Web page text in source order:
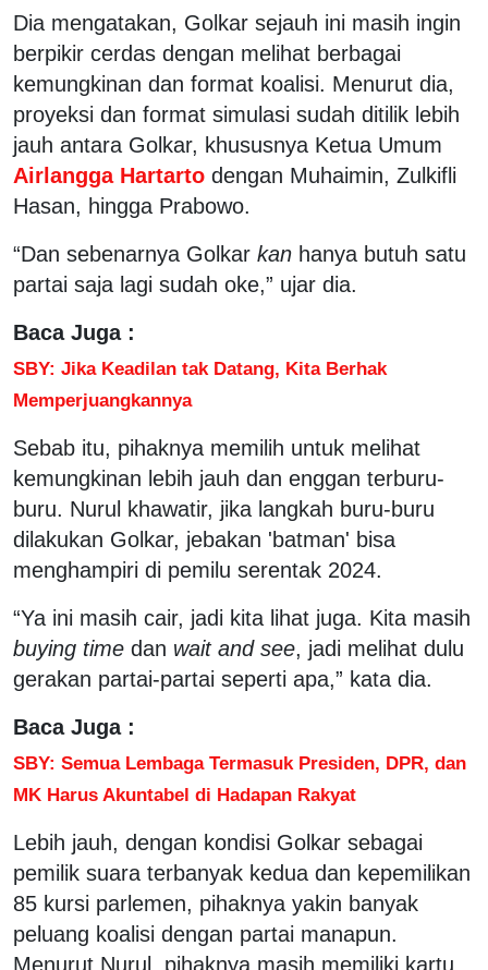
Dia mengatakan, Golkar sejauh ini masih ingin
berpikir cerdas dengan melihat berbagai
kemungkinan dan format koalisi. Menurut dia,
proyeksi dan format simulasi sudah ditilik lebih
jauh antara Golkar, khususnya Ketua Umum
Airlangga Hartarto dengan Muhaimin, Zulkifli
Hasan, hingga Prabowo.
“Dan sebenarnya Golkar kan hanya butuh satu
partai saja lagi sudah oke,” ujar dia.
Baca Juga :
SBY: Jika Keadilan tak Datang, Kita Berhak
Memperjuangkannya
Sebab itu, pihaknya memilih untuk melihat
kemungkinan lebih jauh dan enggan terburu-
buru. Nurul khawatir, jika langkah buru-buru
dilakukan Golkar, jebakan 'batman' bisa
menghampiri di pemilu serentak 2024.
“Ya ini masih cair, jadi kita lihat juga. Kita masih
buying time dan wait and see, jadi melihat dulu
gerakan partai-partai seperti apa,” kata dia.
Baca Juga :
SBY: Semua Lembaga Termasuk Presiden, DPR, dan
MK Harus Akuntabel di Hadapan Rakyat
Lebih jauh, dengan kondisi Golkar sebagai
pemilik suara terbanyak kedua dan kepemilikan
85 kursi parlemen, pihaknya yakin banyak
peluang koalisi dengan partai manapun.
Menurut Nurul, pihaknya masih memiliki kartu